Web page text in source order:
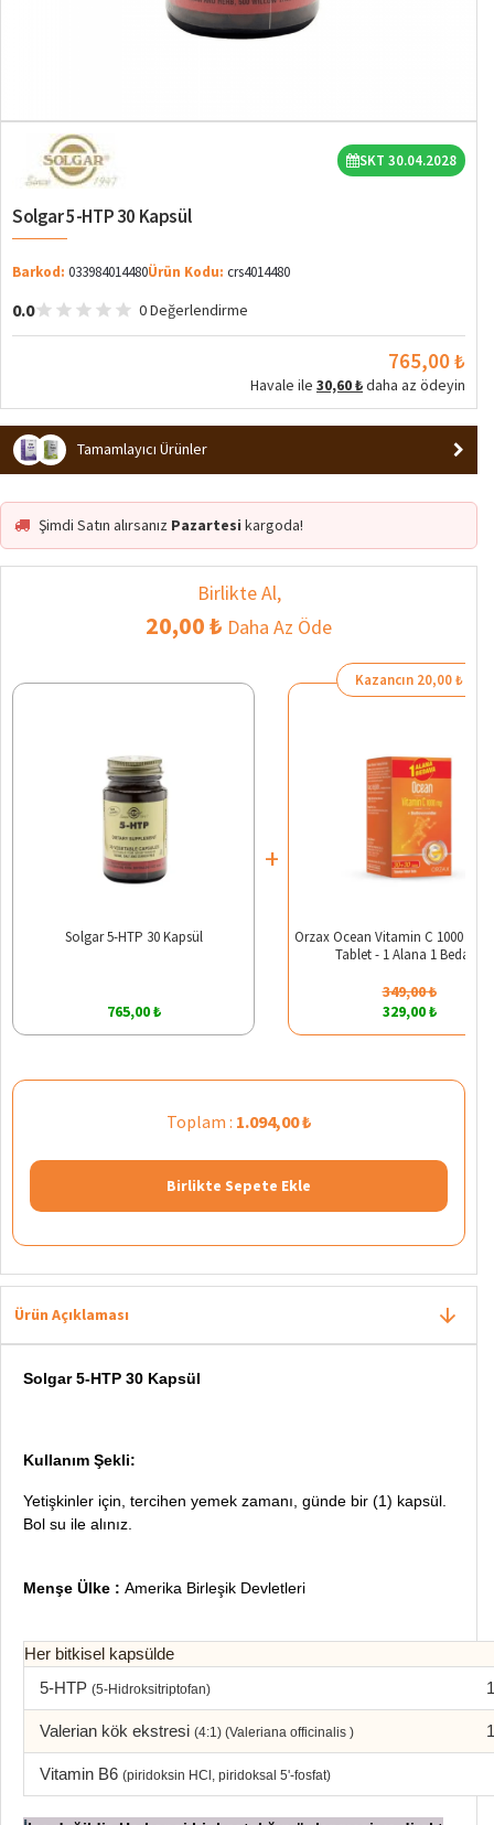
SKT 30.04.2028
Solgar 5-HTP 30 Kapsül
Barkod: 033984014480Ürün Kodu: crs4014480
0.0 0 Değerlendirme
765,00 ₺
Havale ile 30,60 ₺daha az ödeyin
Tamamlayıcı Ürünler
Şimdi Satın alırsanız Pazartesi kargoda!
Birlikte Al,
20,00 ₺ Daha Az Öde
Solgar 5-HTP 30 Kapsül
765,00 ₺
+
Kazancın 20,00 ₺
Orzax Ocean Vitamin C 1000 mg
Tablet - 1 Alana 1 Bedava
349,00 ₺
329,00 ₺
Toplam : 1.094,00 ₺
Birlikte Sepete Ekle
Ürün Açıklaması
Solgar 5-HTP 30 Kapsül
Kullanım Şekli:
Yetişkinler için, tercihen yemek zamanı, günde bir (1) kapsül.
Bol su ile alınız.
Menşe Ülke : Amerika Birleşik Devletleri
Her bitkisel kapsülde
5-HTP (5-Hidroksitriptofan)
Valerian kök ekstresi (4:1) (Valeriana officinalis )
Vitamin B6 (piridoksin HCl, piridoksal 5'-fosfat)